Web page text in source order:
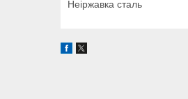
Неіржавка сталь